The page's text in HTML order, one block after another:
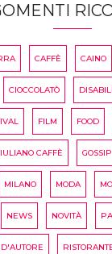
CAFFÈ CAINO
CIOCCOLATÒ
FILM FOOD
CAFFÈ GOSSIP
MILANO MODA
NEWS NOVITÀ